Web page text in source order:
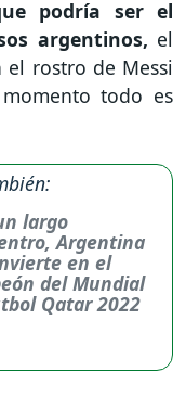
podría ser el
argentinos, el
rostro de Messi
todo es
largo
Argentina
en el
del Mundial
Qatar 2022